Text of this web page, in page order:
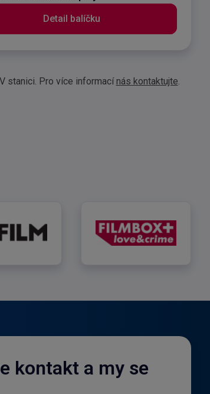
Detail balíčku
stanici. Pro více informacínás kontaktujte.
CS Film FILMBOX+ Love
kontakt a my se